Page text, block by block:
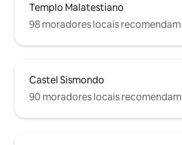
Templo Malatestiano
98 moradores locais recomendam
Castel Sismondo
90 moradores locais recomendam